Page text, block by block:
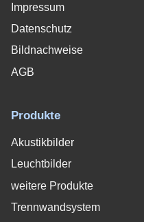
Impressum
Datenschutz
Bildnachweise
AGB
Produkte
Akustikbilder
Leuchtbilder
weitere Produkte
Trennwandsystem